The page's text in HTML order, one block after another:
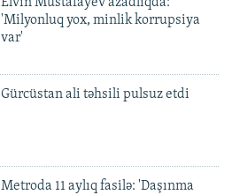
Elvin Mustafayev azadlıqda:
'Milyonluq yox, minlik korrupsiya
var'
Gürcüstan ali təhsili pulsuz etdi
Metroda 11 aylıq fasilə: 'Daşınma